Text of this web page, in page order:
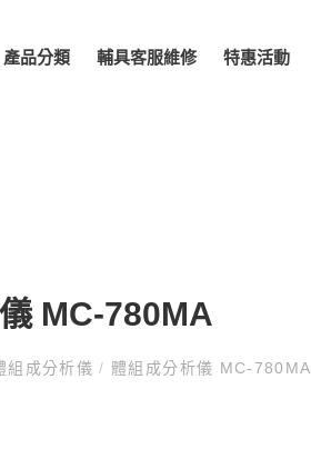
產品分類 輔具客服維修 特惠活動
MC-780MA
組成分析儀/ 體組成分析儀 MC-780MA